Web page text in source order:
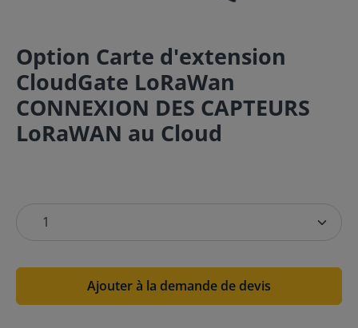
Option Carte d'extension
CloudGate LoRaWan
CONNEXION DES CAPTEURS
LoRaWAN au Cloud
Ajouter à la demande de devis